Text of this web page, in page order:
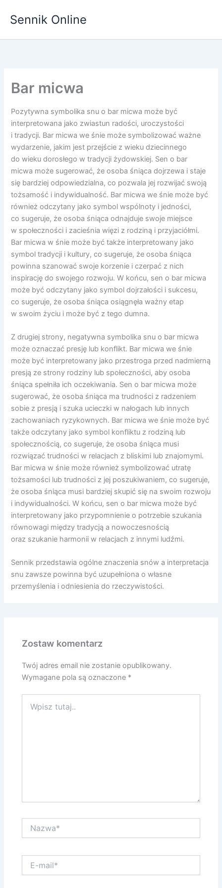
Sennik Online
Bar micwa
Pozytywna symbolika snu o bar micwa może być
interpretowana jako zwiastun radości, uroczystości
i tradycji. Bar micwa we śnie może symbolizować ważne
wydarzenie, jakim jest przejście z wieku dziecinnego
do wieku dorosłego w tradycji żydowskiej. Sen o bar
micwa może sugerować, że osoba śniąca dojrzewa i staje
się bardziej odpowiedzialna, co pozwala jej rozwijać swoją
tożsamość i indywidualność. Bar micwa we śnie może być
również odczytany jako symbol wspólnoty i jedności,
co sugeruje, że osoba śniąca odnajduje swoje miejsce
w społeczności i zacieśnia więzi z rodziną i przyjaciółmi.
Bar micwa w śnie może być także interpretowany jako
symbol tradycji i kultury, co sugeruje, że osoba śniąca
powinna szanować swoje korzenie i czerpać z nich
inspirację do swojego rozwoju. W końcu, sen o bar micwa
może być odczytany jako symbol dojrzałości i sukcesu,
co sugeruje, że osoba śniąca osiągnęła ważny etap
w swoim życiu i może być z tego dumna.
Z drugiej strony, negatywna symbolika snu o bar micwa
może oznaczać presję lub konflikt. Bar micwa we śnie
może być interpretowany jako przestroga przed nadmierną
presją ze strony rodziny lub społeczności, aby osoba
śniąca spełniła ich oczekiwania. Sen o bar micwa może
sugerować, że osoba śniąca ma trudności z radzeniem
sobie z presją i szuka ucieczki w nałogach lub innych
zachowaniach ryzykownych. Bar micwa we śnie może być
także odczytany jako symbol konfliktu z rodziną lub
społecznością, co sugeruje, że osoba śniąca musi
rozwiązać trudności w relacjach z bliskimi lub znajomymi.
Bar micwa w śnie może również symbolizować utratę
tożsamości lub trudności z jej poszukiwaniem, co sugeruje,
że osoba śniąca musi bardziej skupić się na swoim rozwoju
i indywidualności. W końcu, sen o bar micwa może być
interpretowany jako przypomnienie o potrzebie szukania
równowagi między tradycją a nowoczesnością
oraz szukanie harmonii w relacjach z innymi ludźmi.
Sennik przedstawia ogólne znaczenia snów a interpretacja
snu zawsze powinna być uzupełniona o własne
przemyślenia i odniesienia do rzeczywistości.
Zostaw komentarz
Twój adres email nie zostanie opublikowany.
Wymagane pola są oznaczone *
tutaj..
mail*